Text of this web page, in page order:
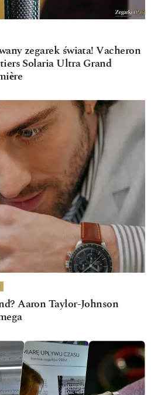
zegarek świata! Vacheron
Solaria Ultra Grand
Aaron Taylor-Johnson